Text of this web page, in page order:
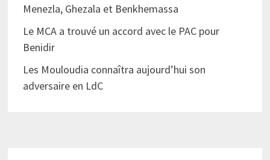
Menezla, Ghezala et Benkhemassa
Le MCA a trouvé un accord avec le PAC pour
Benidir
Les Mouloudia connaîtra aujourd’hui son
adversaire en LdC